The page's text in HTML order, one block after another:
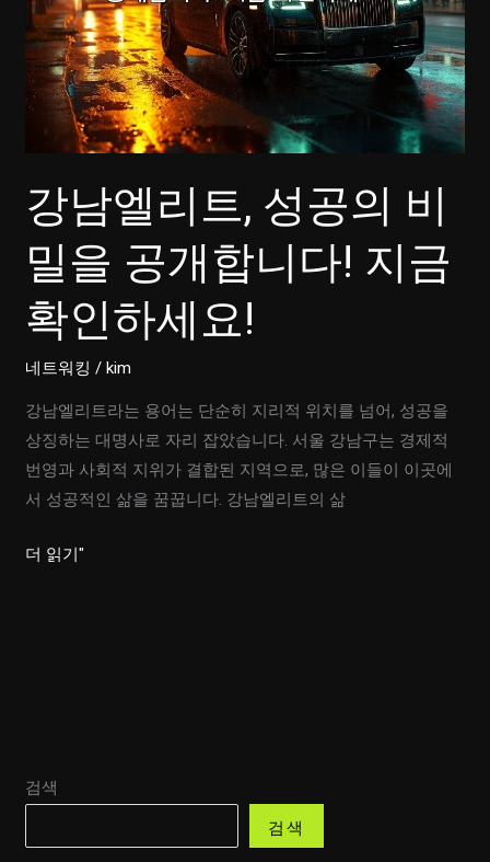
노
하
우
공
공
의
첫
걸
음
은?
강남엘리트, 성공의 비
밀을 공개합니다! 지금
확인하세요!
네트워킹 / kim
강남엘리트라는 용어는 단순히 지리적 위치를 넘어, 성공을
상징하는 대명사로 자리 잡았습니다. 서울 강남구는 경제적
번영과 사회적 지위가 결합된 지역으로, 많은 이들이 이곳에
서 성공적인 삶을 꿈꿉니다. 강남엘리트의 삶
강
비
을
더 읽기"
검색
검색